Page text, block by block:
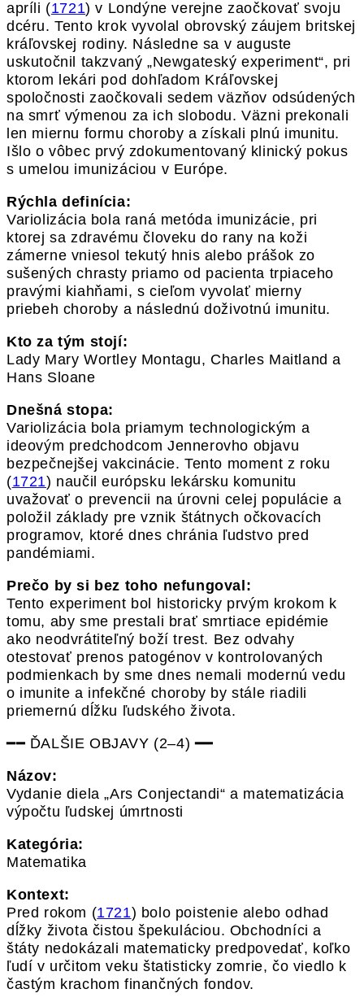
apríli (1721) v Londýne verejne zaočkovať svoju
dcéru. Tento krok vyvolal obrovský záujem britskej
kráľovskej rodiny. Následne sa v auguste
uskutočnil takzvaný „Newgateský experiment“, pri
ktorom lekári pod dohľadom Kráľovskej
spoločnosti zaočkovali sedem väzňov odsúdených
na smrť výmenou za ich slobodu. Väzni prekonali
len miernu formu choroby a získali plnú imunitu.
Išlo o vôbec prvý zdokumentovaný klinický pokus
s umelou imunizáciou v Európe.
Rýchla definícia:
Variolizácia bola raná metóda imunizácie, pri
ktorej sa zdravému človeku do rany na koži
zámerne vniesol tekutý hnis alebo prášok zo
sušených chrasty priamo od pacienta trpiaceho
pravými kiahňami, s cieľom vyvolať mierny
priebeh choroby a následnú doživotnú imunitu.
Kto za tým stojí:
Lady Mary Wortley Montagu, Charles Maitland a
Hans Sloane
Dnešná stopa:
Variolizácia bola priamym technologickým a
ideovým predchodcom Jennerovho objavu
bezpečnejšej vakcinácie. Tento moment z roku
(1721) naučil európsku lekársku komunitu
uvažovať o prevencii na úrovni celej populácie a
položil základy pre vznik štátnych očkovacích
programov, ktoré dnes chránia ľudstvo pred
pandémiami.
Prečo by si bez toho nefungoval:
Tento experiment bol historicky prvým krokom k
tomu, aby sme prestali brať smrtiace epidémie
ako neodvrátiteľný boží trest. Bez odvahy
otestovať prenos patogénov v kontrolovaných
podmienkach by sme dnes nemali modernú vedu
o imunite a infekčné choroby by stále riadili
priemernú dĺžku ľudského života.
━━ ĎALŠIE OBJAVY (2–4) ━━
Názov:
Vydanie diela „Ars Conjectandi“ a matematizácia
výpočtu ľudskej úmrtnosti
Kategória:
Matematika
Kontext:
Pred rokom (1721) bolo poistenie alebo odhad
dĺžky života čistou špekuláciou. Obchodníci a
štáty nedokázali matematicky predpovedať, koľko
ľudí v určitom veku štatisticky zomrie, čo viedlo k
častým krachom finančných fondov.